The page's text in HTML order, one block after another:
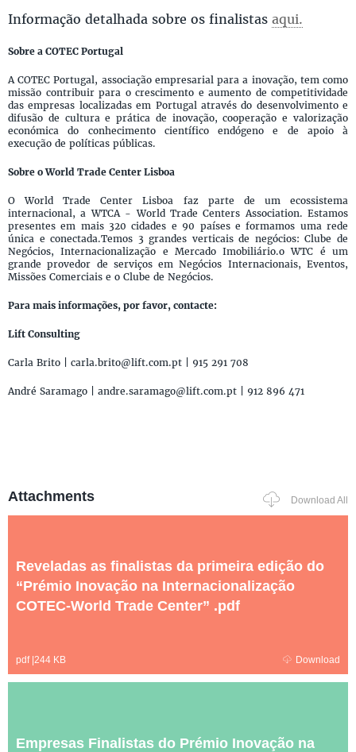
Informação detalhada sobre os finalistas aqui.
Sobre a COTEC Portugal
A COTEC Portugal, associação empresarial para a inovação, tem como
missão contribuir para o crescimento e aumento de competitividade
das empresas localizadas em Portugal através do desenvolvimento e
difusão de cultura e prática de inovação, cooperação e valorização
económica do conhecimento científico endógeno e de apoio à
execução de políticas públicas.
Sobre o World Trade Center Lisboa
O World Trade Center Lisboa faz parte de um ecossistema
internacional, a WTCA - World Trade Centers Association. Estamos
presentes em mais 320 cidades e 90 países e formamos uma rede
única e conectada.Temos 3 grandes verticais de negócios: Clube de
Negócios, Internacionalização e Mercado Imobiliário.o WTC é um
grande provedor de serviços em Negócios Internacionais, Eventos,
Missões Comerciais e o Clube de Negócios.
Para mais informações, por favor, contacte:
Lift Consulting
Carla Brito | carla.brito@lift.com.pt | 915 291 708
André Saramago | andre.saramago@lift.com.pt | 912 896 471
Attachments Download All
Reveladas as finalistas da primeira edição do
“Prémio Inovação na Internacionalização
COTEC-World Trade Center” .pdf
pdf| 244 KB Download
Empresas Finalistas do Prémio Inovação na